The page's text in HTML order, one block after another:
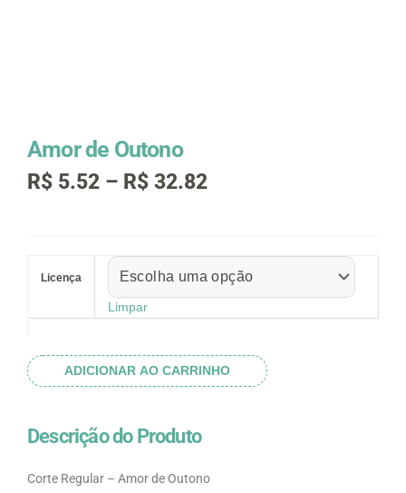
Amor de Outono
R$ 5.52 – R$ 32.82Faixa
através
R$ 32.82
Licença
Limpar
Outono
ADICIONAR AO CARRINHO
Descrição do Produto
Corte Regular – Amor de Outono